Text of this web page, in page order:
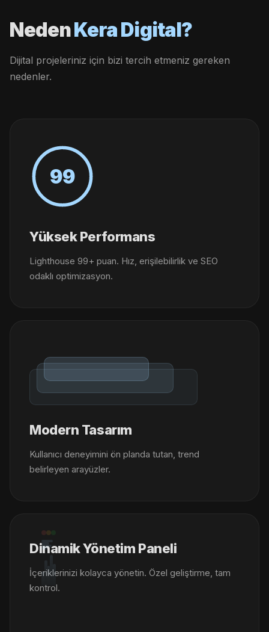
NedenKera Digital?
Dijital projeleriniz için bizi tercih etmeniz gereken
nedenler.
99
Yüksek Performans
Lighthouse 99+ puan. Hız, erişilebilirlik ve SEO
odaklı optimizasyon.
Modern Tasarım
Kullanıcı deneyimini ön planda tutan, trend
belirleyen arayüzler.
Dinamik Yönetim Paneli
İçeriklerinizi kolayca yönetin. Özel geliştirme, tam
kontrol.